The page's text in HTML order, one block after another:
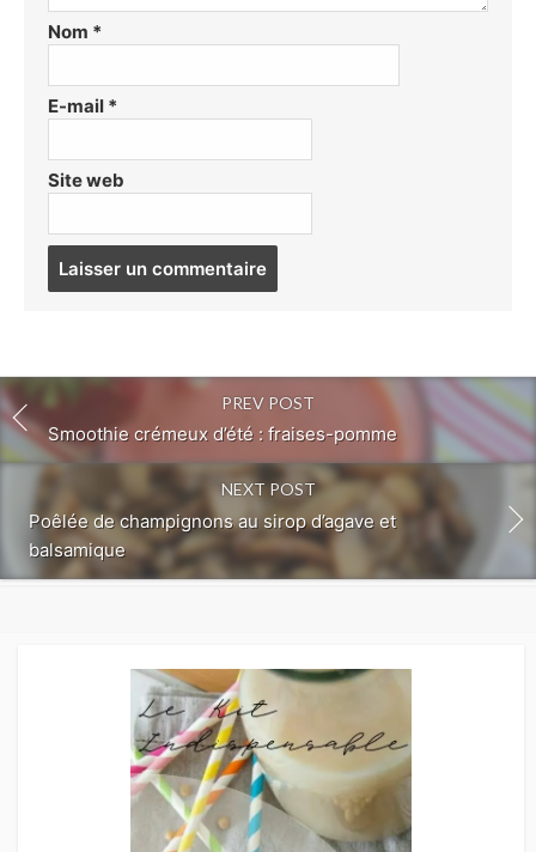
Nom *
E-mail *
Site web
PREV POST
Smoothie crémeux d’été : fraises-pomme
NEXT POST
Poêlée de champignons au sirop d’agave et
balsamique